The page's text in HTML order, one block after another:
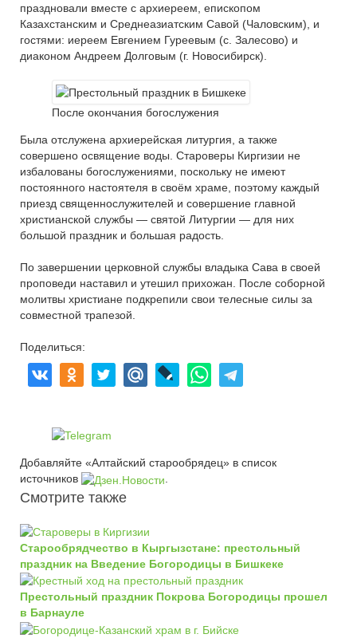
праздновали вместе с архиереем, епископом
Казахстанским и Среднеазиатским Савой (Чаловским), и
гостями: иереем Евгением Гуреевым (с. Залесово) и
диаконом Андреем Долговым (г. Новосибирск).
После окончания богослужения
Была отслужена архиерейская литургия, а также
совершено освящение воды. Староверы Киргизии не
избалованы богослужениями, поскольку не имеют
постоянного настоятеля в своём храме, поэтому каждый
приезд священнослужителей и совершение главной
христианской службы — святой Литургии — для них
большой праздник и большая радость.
По завершении церковной службы владыка Сава в своей
проповеди наставил и утешил прихожан. После соборной
молитвы христиане подкрепили свои телесные силы за
совместной трапезой.
Поделиться:
Добавляйте «Алтайский старообрядец» в список
источников
.
Смотрите также
Старообрядчество в Кыргызстане: престольный
праздник на Введение Богородицы в Бишкеке
Престольный праздник Покрова Богородицы прошел
в Барнауле